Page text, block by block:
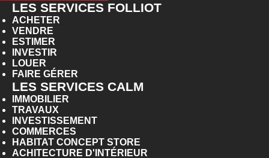
LES SERVICES FOLLIOT
ACHETER
VENDRE
ESTIMER
INVESTIR
LOUER
FAIRE GÉRER
LES SERVICES CALM
IMMOBILIER
TRAVAUX
INVESTISSEMENT
COMMERCES
HABITAT CONCEPT STORE
ACHITECTURE D'INTÉRIEUR